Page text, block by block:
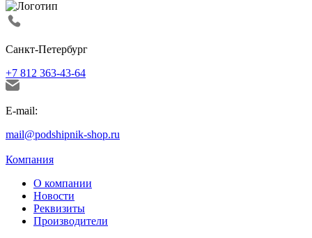
Санкт-Петербург
+7 812 363-43-64
E-mail:
mail@podshipnik-shop.ru
Компания
О компании
Новости
Реквизиты
Производители